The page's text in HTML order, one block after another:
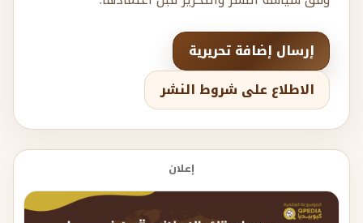
إرسال إضافة تحريرية
الاطلاع على شروط النشر
إعلان